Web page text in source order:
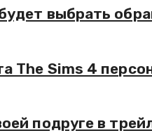
выбрать
The Sims 4
подруге в